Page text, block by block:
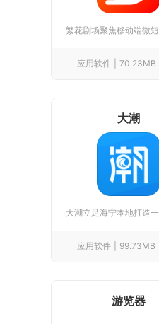
应用软件 70.23MB
大潮
应用软件 99.73MB
游览器